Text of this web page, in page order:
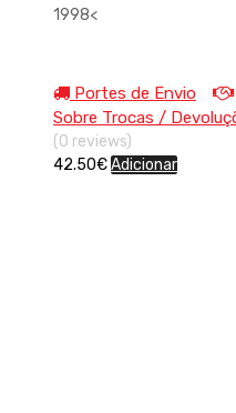
1998<
Portes de Envio
Sobre Trocas /
(0 reviews)
42.50€Adicionar